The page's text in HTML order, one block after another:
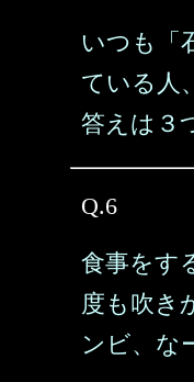
いつも「
ている人
答えは３
Q.6
食事をす
度も吹き
ンビ、な